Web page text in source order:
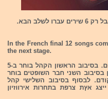
In the French final 12 songs
the next stage.
הליך בחירת השירים מורכב מ-3 סיבובים. בסיבוב הראשון הקהל בוחר ב-5
השני חבר השופטים בוחר
לבסוף בסיבוב השלישי קהל
אץת צרפת בתחרות אירווזיון